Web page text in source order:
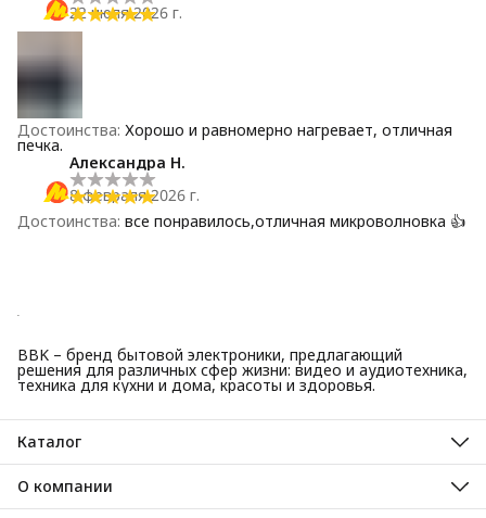
22 июля 2026 г.
Достоинства: Хорошо и равномерно нагревает, отличная
печка.
Александра Н.
8 февраля 2026 г.
Достоинства: все понравилось,отличная микроволновка 👍
BBK – бренд бытовой электроники, предлагающий
решения для различных сфер жизни: видео и аудиотехника,
техника для кухни и дома, красоты и здоровья.
Каталог
Красота и здоровье
Техника для кухни
О компании